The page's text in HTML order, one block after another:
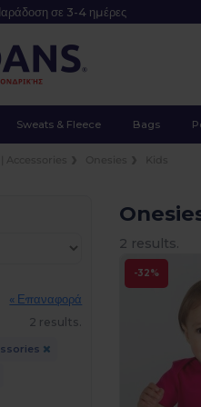
σε 3-4 ημέρες
Sweats & Fleece Bags
« Επαναφορά
2 results.
2 results.
-32%